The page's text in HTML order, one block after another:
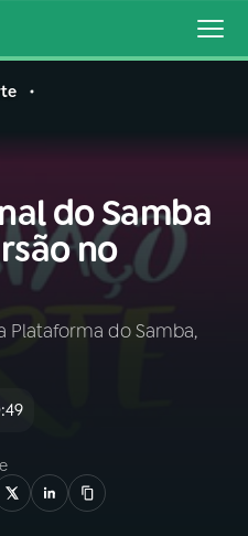
do Samba
no
Plataforma do Samba,